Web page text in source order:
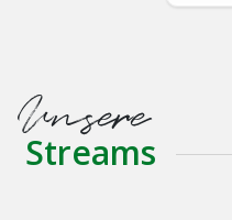
Unsere
Streams